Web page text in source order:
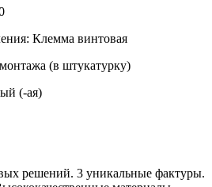
Клемма винтовая
(в штукатурку)
(-ая)
решений. 3 уникальные фактуры.